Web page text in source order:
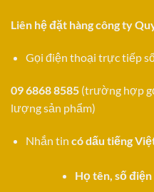
Liên hệ đặt hàng công ty
Gọi điện thoại trực tiếp
09 6868 8585 (trường hợp
lượng sản phẩm)
Nhắn tin có dấu tiếng
Họ tên, số